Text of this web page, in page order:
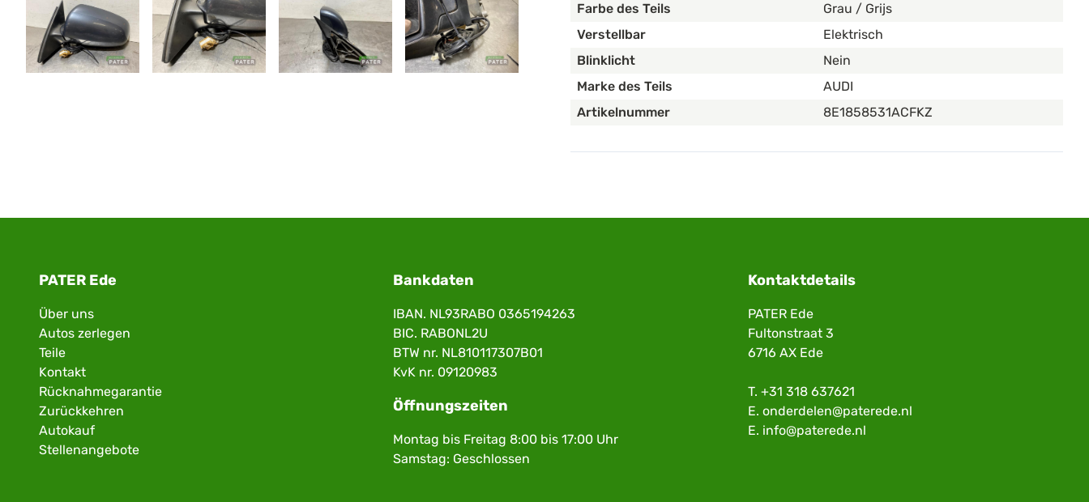
Farbe des Teils
Grau / Grijs
Verstellbar
Elektrisch
Blinklicht
Nein
Marke des Teils
AUDI
Artikelnummer
8E1858531ACFKZ
PATER Ede
Über uns
Autos zerlegen
Teile
Kontakt
Rücknahmegarantie
Zurückkehren
Autokauf
Stellenangebote
Bankdaten
IBAN. NL93RABO 0365194263
BIC. RABONL2U
BTW nr. NL810117307B01
KvK nr. 09120983
Öffnungszeiten
Montag bis Freitag 8:00 bis 17:00 Uhr
Samstag: Geschlossen
Kontaktdetails
PATER Ede
Fultonstraat 3
6716 AX Ede
T. +31 318 637621
E. onderdelen@paterede.nl
E. info@paterede.nl